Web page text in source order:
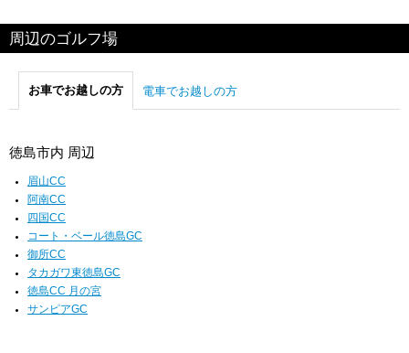
周辺のゴルフ場
お車でお越しの方 電車でお越しの方
徳島市内 周辺
眉山CC
阿南CC
四国CC
コート・ベール徳島GC
御所CC
タカガワ東徳島GC
徳島CC 月の宮
サンピアGC